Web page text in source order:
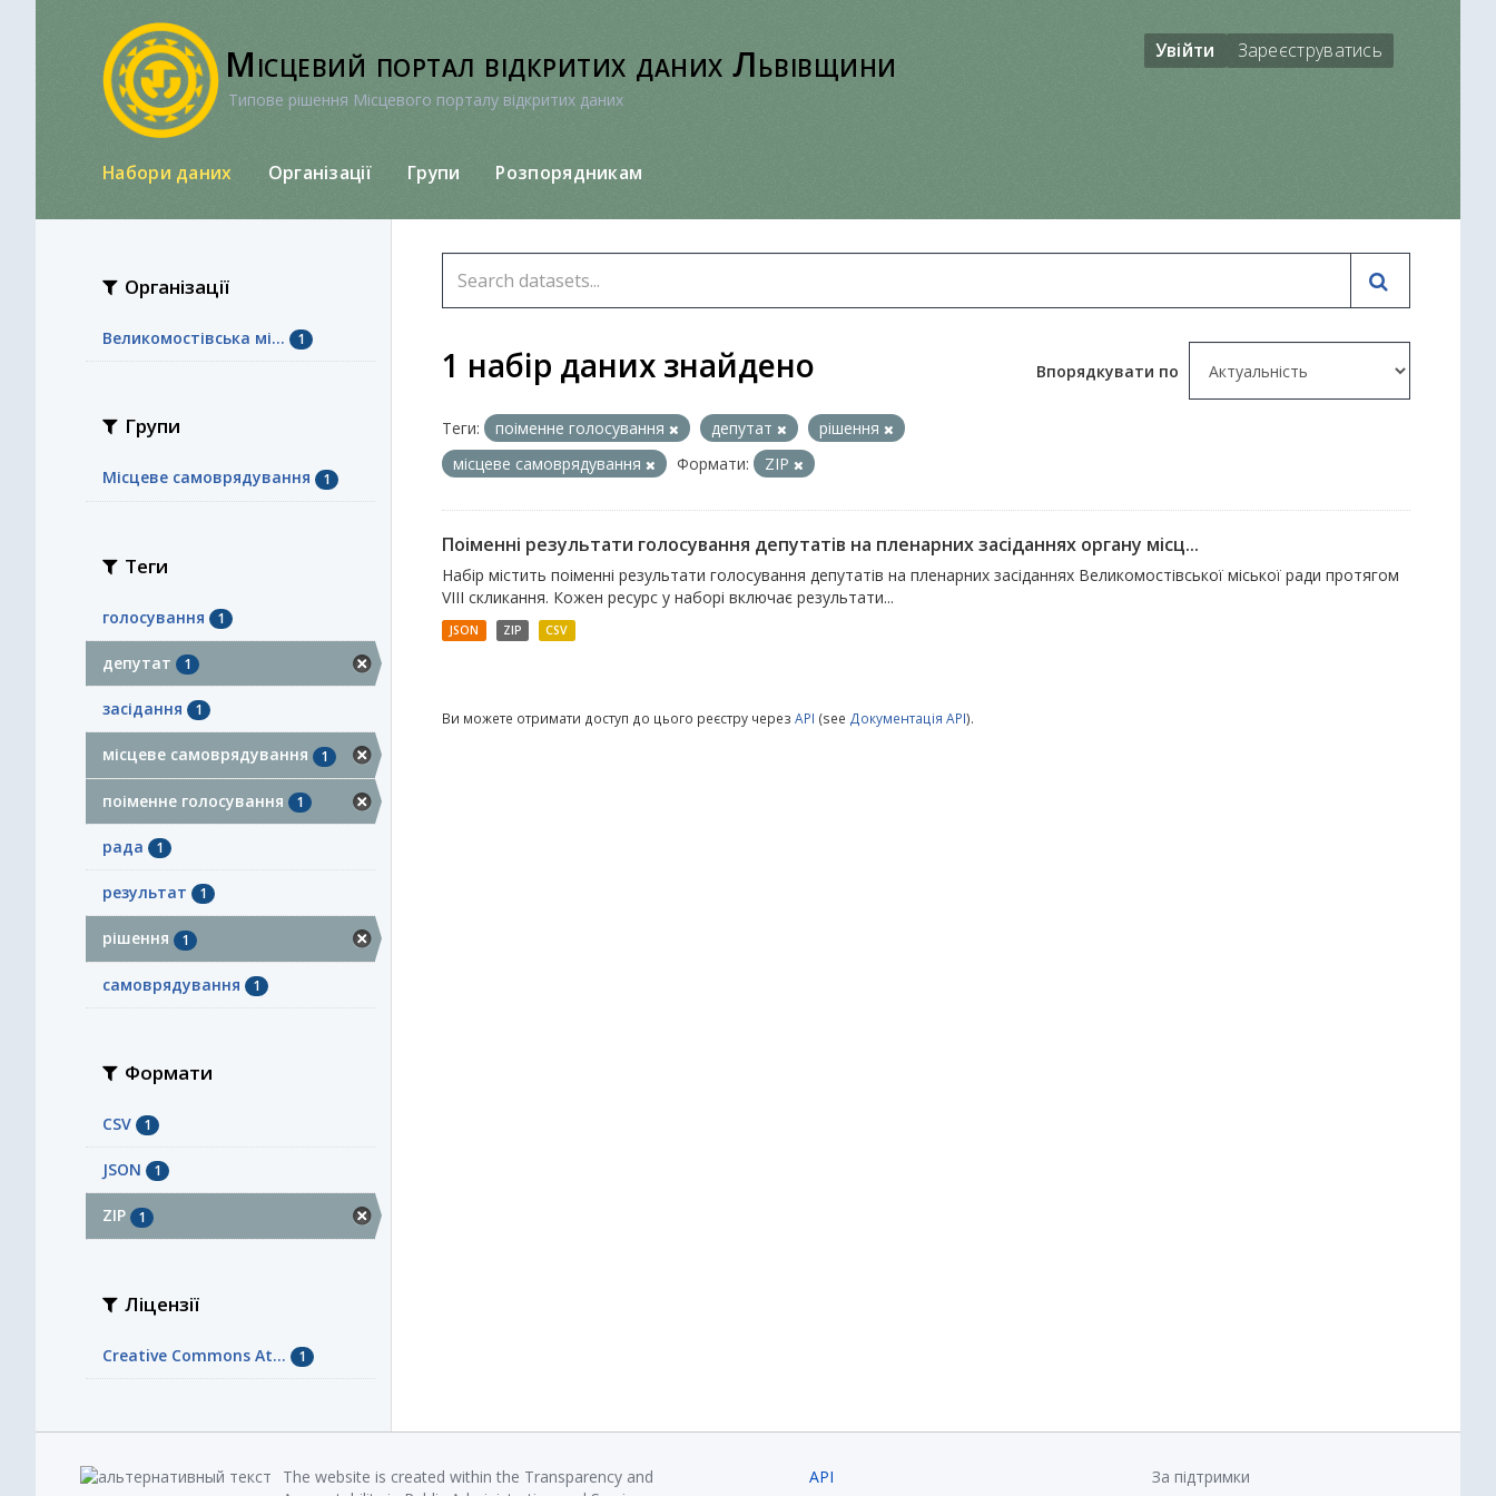
Місцевий портал відкритих даних Львівщини
Типове рішення Місцевого порталу відкритих даних
Увійти Зареєструватись
Набори даних Організації Групи Розпорядникам
Організації
Великомостівська мі... 1
Групи
Місцеве самоврядування 1
Теги
голосування 1
депутат 1
засідання 1
місцеве самоврядування 1
поіменне голосування 1
рада 1
результат 1
рішення 1
самоврядування 1
Формати
CSV 1
JSON 1
ZIP 1
Ліцензії
Creative Commons At... 1
Впорядкувати по
1 набір даних знайдено
Теги: поіменне голосування депутат
рішення
місцеве самоврядування
Формати: ZIP
Поіменні результати голосування депутатів на пленарних засіданнях органу місц...
Набір містить поіменні результати голосування депутатів на пленарних засіданнях Великомостівської міської ради протягом
VІII скликання. Кожен ресурс у наборі включає результати...
JSON ZIP CSV
Ви можете отримати доступ до цього реєстру через API (see Документація API).
The website is created within the Transparency and
API За підтримки